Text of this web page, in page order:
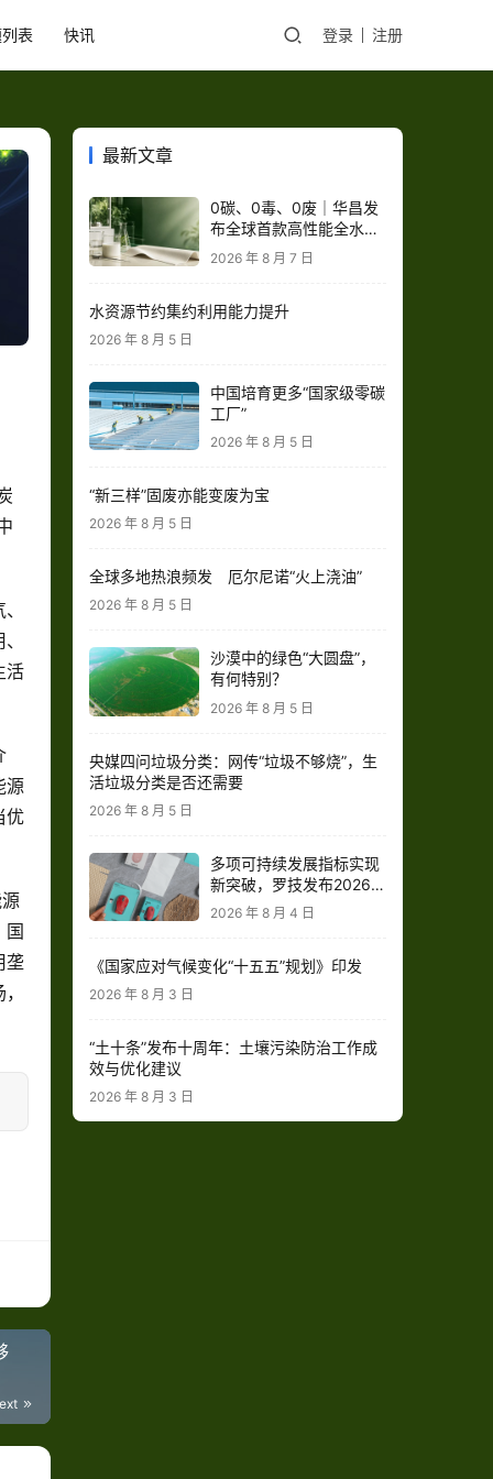
表 快讯 登录 注册
活
源
优
国
垄
最新文章
0碳、0毒、0废｜华昌发
布全球首款高性能全水性
鞋革“三零生态皮”
2026 年 8 月 7 日
水资源节约集约利用能力提升
2026 年 8 月 5 日
中国培育更多“国家级零碳
工厂”
2026 年 8 月 5 日
“新三样”固废亦能变废为宝
2026 年 8 月 5 日
全球多地热浪频发 厄尔尼诺“火上浇油”
2026 年 8 月 5 日
沙漠中的绿色“大圆盘”，
有何特别？
2026 年 8 月 5 日
央媒四问垃圾分类：网传“垃圾不够烧”，生
活垃圾分类是否还需要
2026 年 8 月 5 日
多项可持续发展指标实现
新突破，罗技发布2026财
年影响力报告
2026 年 8 月 4 日
《国家应对气候变化“十五五”规划》印发
2026 年 8 月 3 日
“土十条”发布十周年：土壤污染防治工作成
效与优化建议
2026 年 8 月 3 日